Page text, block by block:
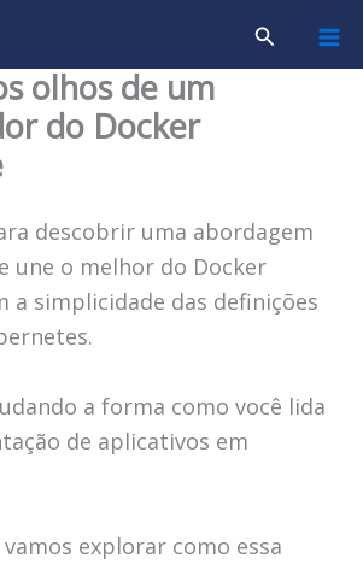
Pesquisar
olhos de um
do Docker
descobrir uma abordagem
une o melhor do Docker
a simplicidade das definições
a forma como você lida
de aplicativos em
explorar como essa